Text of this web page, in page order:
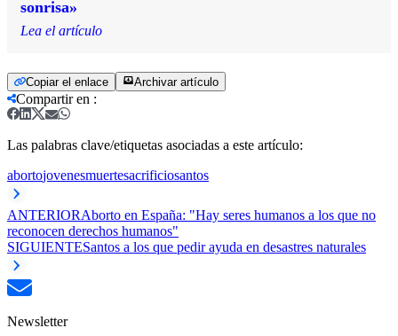
sonrisa»
Lea el artículo
Copiar el enlace Archivar artículo
Compartir en :
Las palabras clave/etiquetas asociadas a este artículo:
abortojovenesmuertesacrificiosantos
ANTERIORAborto en España: "Hay seres humanos a los que no
reconocen derechos humanos"
SIGUIENTESantos a los que pedir ayuda en desastres naturales
Newsletter